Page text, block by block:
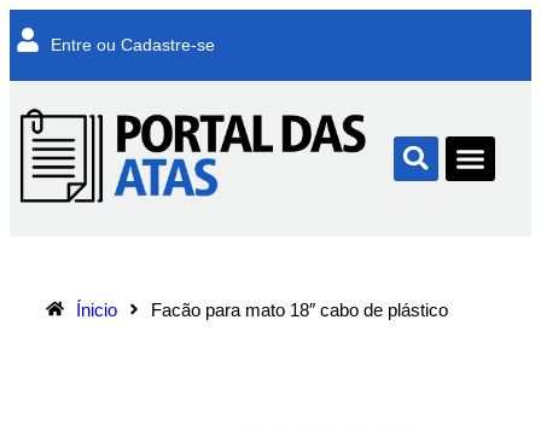
Entre ou Cadastre-se
Ínicio Facão para mato 18″ cabo de plástico